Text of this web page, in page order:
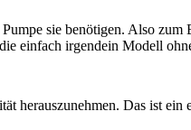
sie benötigen. Also zum
einfach irgendein Modell
herauszunehmen. Das ist ein